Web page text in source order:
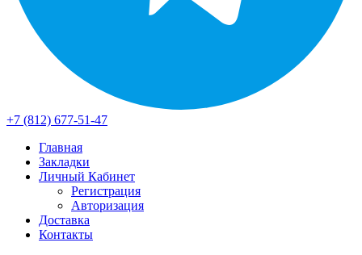
+7 (812) 677-51-47
Главная
Закладки
Личный Кабинет
Регистрация
Авторизация
Доставка
Контакты